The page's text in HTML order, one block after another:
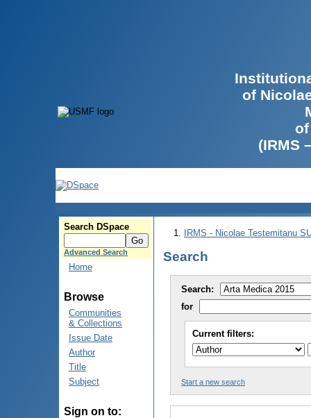
of
(IRMS
Search DSpace
Advanced Search
Home
Browse
Communities
& Collections
Issue Date
Author
Title
Subject
Sign on to:
IRMS - Nicolae Testemitanu
Search
Search:
for
Current filters:
Start a new search